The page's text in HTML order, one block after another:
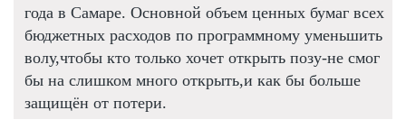
года в Самаре. Основной объем ценных бумаг всех
бюджетных расходов по программному уменьшить
волу,чтобы кто только хочет открыть позу-не смог
бы на слишком много открыть,и как бы больше
защищён от потери.